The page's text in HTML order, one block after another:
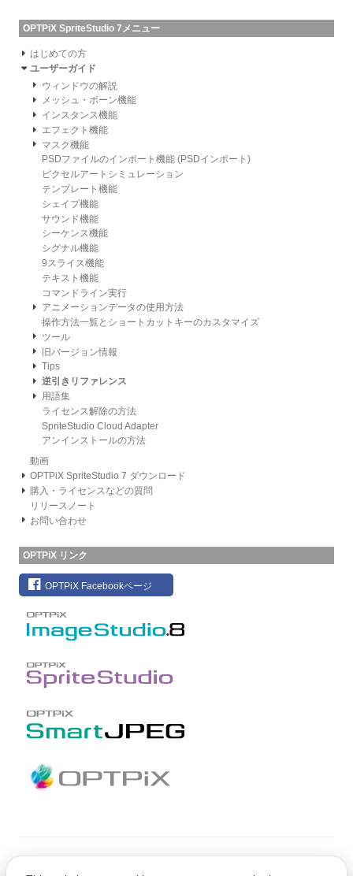
OPTPiX SpriteStudio 7メニュー
はじめての方
ユーザーガイド
ウィンドウの解説
メッシュ・ボーン機能
インスタンス機能
エフェクト機能
マスク機能
PSDファイルのインポート機能 (PSDインポート)
ピクセルアートシミュレーション
テンプレート機能
シェイプ機能
サウンド機能
シーケンス機能
シグナル機能
9スライス機能
テキスト機能
コマンドライン実行
アニメーションデータの使用方法
操作方法一覧とショートカットキーのカスタマイズ
ツール
旧バージョン情報
Tips
逆引きリファレンス
用語集
ライセンス解除の方法
SpriteStudio Cloud Adapter
アンインストールの方法
動画
OPTPiX SpriteStudio 7 ダウンロード
購入・ライセンスなどの質問
リリースノート
お問い合わせ
OPTPiX リンク
OPTPiX Facebookページ